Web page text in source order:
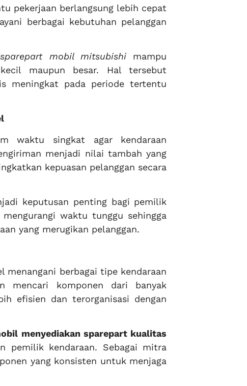
pekerjaan berlangsung lebih cepat
berbagai kebutuhan pelanggan
mobil mitsubishi mampu
maupun besar. Hal tersebut
meningkat pada periode tertentu
waktu singkat agar kendaraan
menjadi nilai tambah yang
kepuasan pelanggan secara
keputusan penting bagi pemilik
waktu tunggu sehingga
yang merugikan pelanggan.
menangani berbagai tipe kendaraan
mencari komponen dari banyak
efisien dan terorganisasi dengan
menyediakan sparepart kualitas
pemilik kendaraan. Sebagai mitra
yang konsisten untuk menjaga